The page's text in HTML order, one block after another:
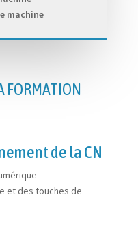
machine
FORMATION
de la CN
et des touches de